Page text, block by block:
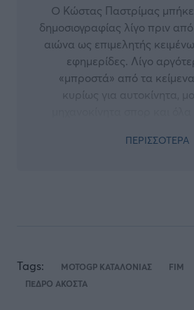
Ο Κώστας Παστρίμας
δημοσιογραφίας λίγο πριν
αιώνα ως επιμελητής
εφημερίδες. Λίγο
«μπροστά» από τα
κυρίως για αυτοκίνητα,
διαδικτύου, την εποχή που
ΠΕΡΙΣΣΟΤΕΡΑ
Tags: MOTOGP ΚΑΤΑΛΟΝΙΑΣ FIM
ΠΕΔΡΟ ΑΚΟΣΤΑ